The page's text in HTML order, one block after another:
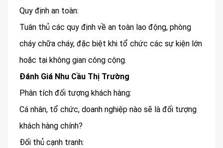
Quy định an toàn:
Tuân thủ các quy định về an toàn lao động, phòng
cháy chữa cháy, đặc biệt khi tổ chức các sự kiện lớn
hoặc tại không gian công cộng.
Đánh Giá Nhu Cầu Thị Trường
Phân tích đối tượng khách hàng:
Cá nhân, tổ chức, doanh nghiệp nào sẽ là đối tượng
khách hàng chính?
Đối thủ cạnh tranh: